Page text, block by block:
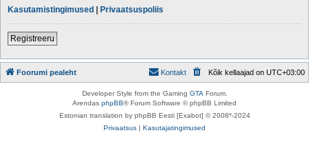
Kasutamistingimused | Privaatsuspoliis
Registreeru
Foorumi pealeht Kõik kellaajad on UTC+03:00
Kontakt
Developer Style from the Gaming GTA Forum.
Arendas phpBB® Forum Software © phpBB Limited
Estonian translation by phpBB Eesti [Exabot] © 2008*-2024
Privaatsus | Kasutajatingimused